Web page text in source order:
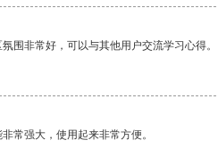
围非常好，可以与其他用户交流学习心得。
常强大，使用起来非常方便。